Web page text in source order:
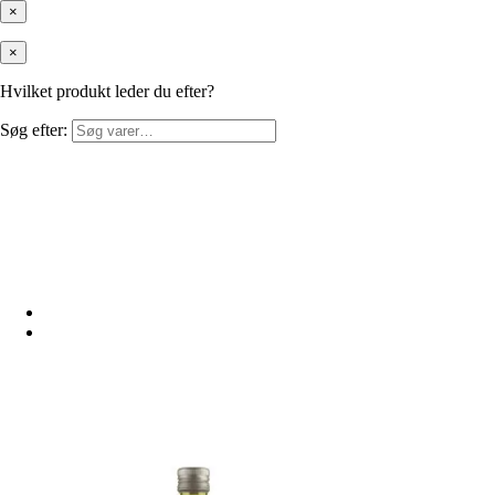
×
×
Hvilket produkt leder du efter?
Søg efter: